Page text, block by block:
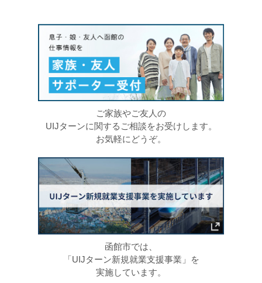
ご家族やご友人の
UIJターンに関するご相談をお受けします。
お気軽にどうぞ。
函館市では、
「UIJターン新規就業支援事業」を
実施しています。